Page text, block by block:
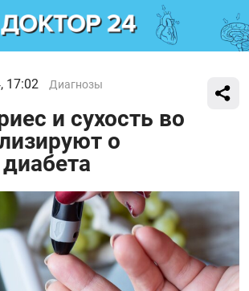
17:02 Диагнозы
и сухость во
о